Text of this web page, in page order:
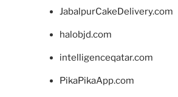
JabalpurCakeDelivery.com
halobjd.com
intelligenceqatar.com
PikaPikaApp.com